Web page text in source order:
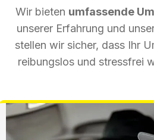
Wir bieten umfassende
unserer Erfahrung und
stellen wir sicher, dass Ihr
reibungslos und stressfrei